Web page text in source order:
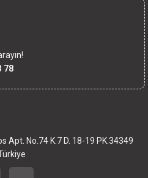
78
Apt. No.74 K.7 D. 18-19 PK.34349